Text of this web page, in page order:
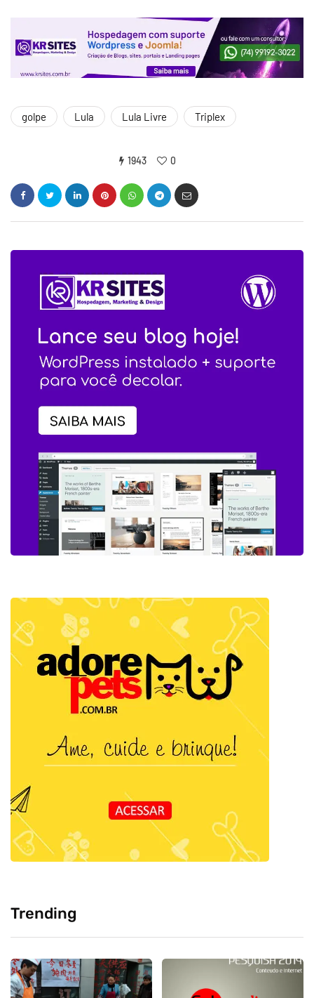
golpe Lula Lula Livre Triplex
1943 0
Trending